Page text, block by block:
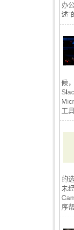
办
述”
候
工
的
未
序